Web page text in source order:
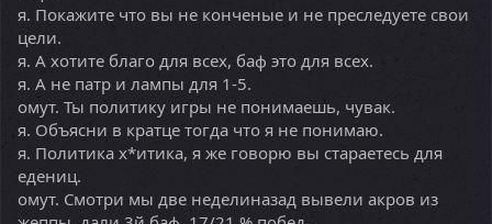
я. Покажите что вы не конченые и не преследуете свои
цели.
я. А хотите благо для всех, баф это для всех.
я. А не патр и лампы для 1-5.
омут. Ты политику игры не понимаешь, чувак.
я. Объясни в кратце тогда что я не понимаю.
я. Политика х*итика, я же говорю вы стараетесь для
едениц.
омут. Смотри мы две неделиназад вывели акров из